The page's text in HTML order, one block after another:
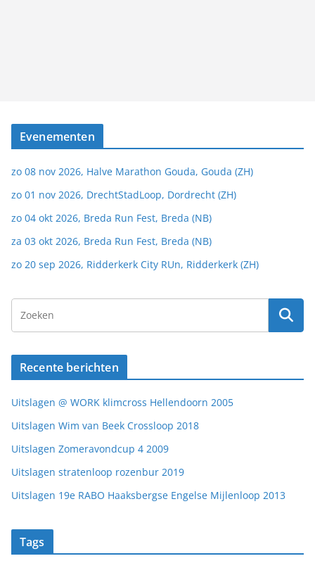
Evenementen
zo 08 nov 2026, Halve Marathon Gouda, Gouda (ZH)
zo 01 nov 2026, DrechtStadLoop, Dordrecht (ZH)
zo 04 okt 2026, Breda Run Fest, Breda (NB)
za 03 okt 2026, Breda Run Fest, Breda (NB)
zo 20 sep 2026, Ridderkerk City RUn, Ridderkerk (ZH)
Recente berichten
Uitslagen @ WORK klimcross Hellendoorn 2005
Uitslagen Wim van Beek Crossloop 2018
Uitslagen Zomeravondcup 4 2009
Uitslagen stratenloop rozenbur 2019
Uitslagen 19e RABO Haaksbergse Engelse Mijlenloop 2013
Tags